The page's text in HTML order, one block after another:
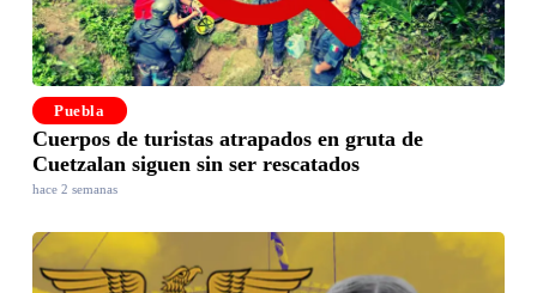
Puebla
Cuerpos de turistas atrapados en gruta de
Cuetzalan siguen sin ser rescatados
hace 2 semanas